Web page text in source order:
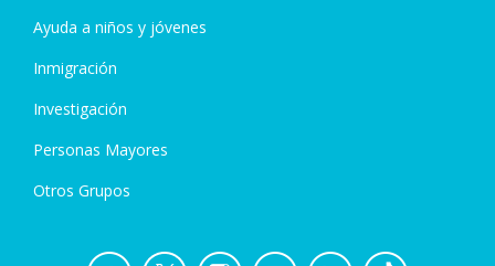
Ayuda a niños y jóvenes
Inmigración
Investigación
Personas Mayores
Otros Grupos